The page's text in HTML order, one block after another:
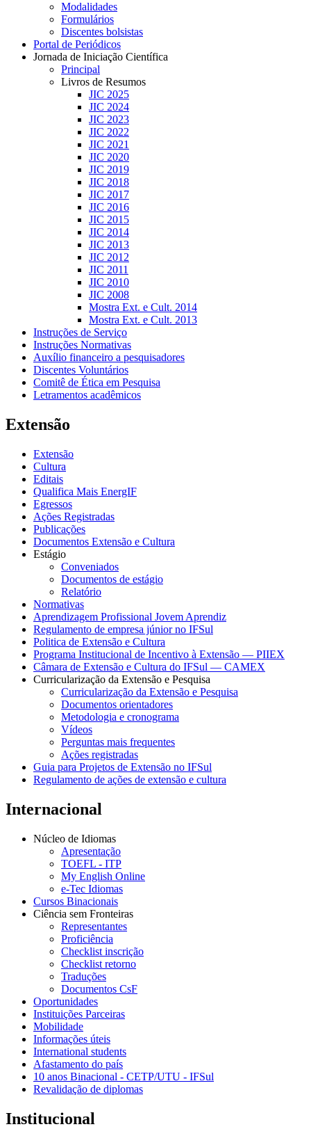
Modalidades
Formulários
Discentes bolsistas
Portal de Periódicos
Jornada de Iniciação Científica
Principal
Livros de Resumos
JIC 2025
JIC 2024
JIC 2023
JIC 2022
JIC 2021
JIC 2020
JIC 2019
JIC 2018
JIC 2017
JIC 2016
JIC 2015
JIC 2014
JIC 2013
JIC 2012
JIC 2011
JIC 2010
JIC 2008
Mostra Ext. e Cult. 2014
Mostra Ext. e Cult. 2013
Instruções de Serviço
Instruções Normativas
Auxílio financeiro a pesquisadores
Discentes Voluntários
Comitê de Ética em Pesquisa
Letramentos acadêmicos
Extensão
Extensão
Cultura
Editais
Qualifica Mais EnergIF
Egressos
Ações Registradas
Publicações
Documentos Extensão e Cultura
Estágio
Conveniados
Documentos de estágio
Relatório
Normativas
Aprendizagem Profissional Jovem Aprendiz
Regulamento de empresa júnior no IFSul
Politica de Extensão e Cultura
Programa Institucional de Incentivo à Extensão — PIIEX
Câmara de Extensão e Cultura do IFSul — CAMEX
Curricularização da Extensão e Pesquisa
Curricularização da Extensão e Pesquisa
Documentos orientadores
Metodologia e cronograma
Vídeos
Perguntas mais frequentes
Ações registradas
Guia para Projetos de Extensão no IFSul
Regulamento de ações de extensão e cultura
Internacional
Núcleo de Idiomas
Apresentação
TOEFL - ITP
My English Online
e-Tec Idiomas
Cursos Binacionais
Ciência sem Fronteiras
Representantes
Proficiência
Checklist inscrição
Checklist retorno
Traduções
Documentos CsF
Oportunidades
Instituições Parceiras
Mobilidade
Informações úteis
International students
Afastamento do país
10 anos Binacional - CETP/UTU - IFSul
Revalidação de diplomas
Institucional